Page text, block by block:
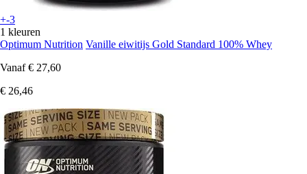
+-3
1 kleuren
Optimum Nutrition Vanille eiwitijs Gold Standard 100% Whey
Vanaf € 27,60
€ 26,46